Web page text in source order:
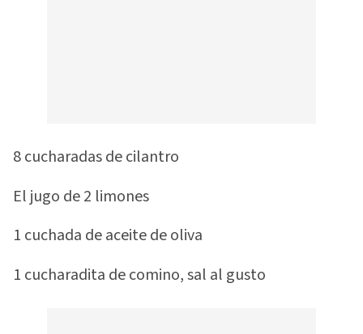
8 cucharadas de cilantro
El jugo de 2 limones
1 cuchada de aceite de oliva
1 cucharadita de comino, sal al gusto